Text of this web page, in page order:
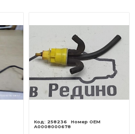
258236
A0008000678